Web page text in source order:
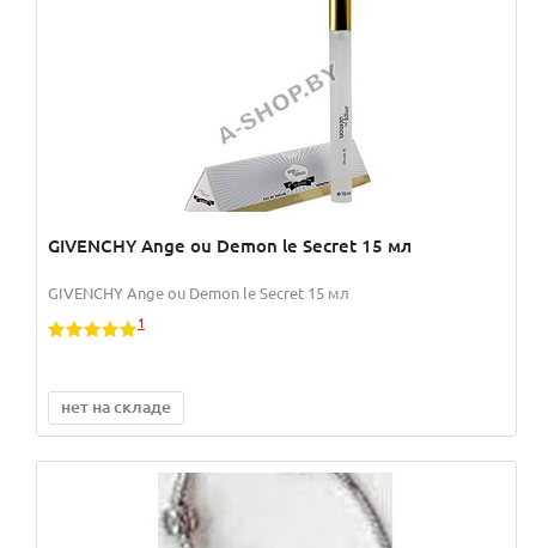
GIVENCHY Ange ou Demon lе Secret 15 мл
GIVENCHY Ange ou Demon lе Secret 15 мл
1
нет на складе